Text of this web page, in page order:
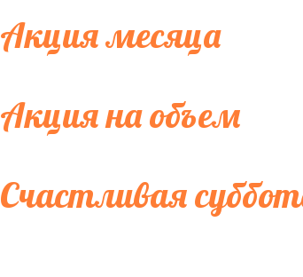
Акция месяца
Акция на объем
Счастливая